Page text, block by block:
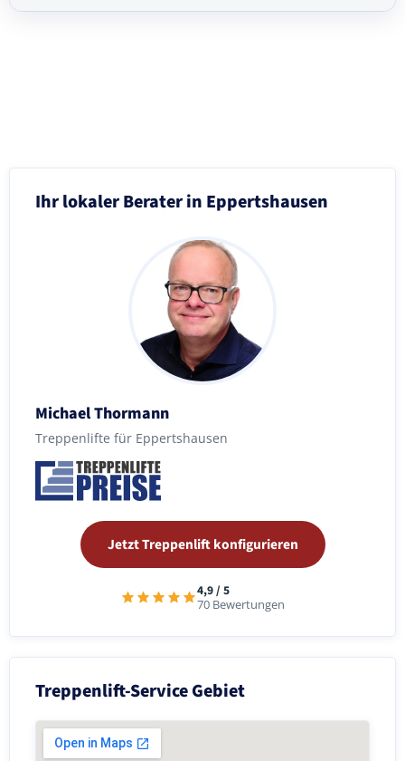
Ihr lokaler Berater in Eppertshausen
Michael Thormann
Treppenlifte für Eppertshausen
Jetzt Treppenlift konfigurieren
4,9 / 5
70 Bewertungen
Treppenlift-Service Gebiet